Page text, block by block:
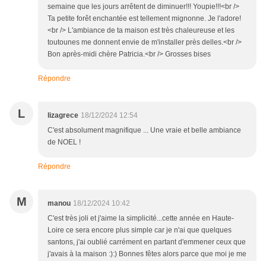
semaine que les jours arrêtent de diminuer!!! Youpie!!!<br />
Ta petite forêt enchantée est tellement mignonne. Je l'adore!
<br /> L'ambiance de ta maison est très chaleureuse et les
toutounes me donnent envie de m'installer près delles.<br />
Bon après-midi chère Patricia.<br /> Grosses bises
Répondre
L lizagrece 18/12/2024 12:54
C'est absolument magnifique ... Une vraie et belle ambiance
de NOEL !
Répondre
M manou 18/12/2024 10:42
C'est très joli et j'aime la simplicité...cette année en Haute-
Loire ce sera encore plus simple car je n'ai que quelques
santons, j'ai oublié carrément en partant d'emmener ceux que
j'avais à la maison :):) Bonnes fêtes alors parce que moi je me